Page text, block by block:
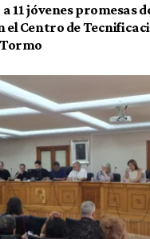
11 jóvenes promesas
el Centro de